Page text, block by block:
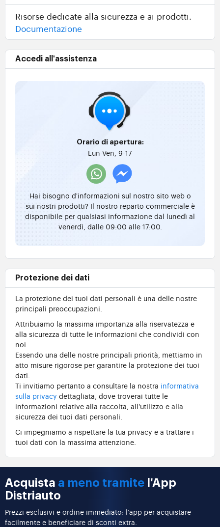
Risorse dedicate alla sicurezza e ai prodotti.
Documentazione
Accedi all'assistenza
Orario di apertura:
Lun-Ven, 9-17
Hai bisogno d'informazioni sul nostro sito web o
sui nostri prodotti? Il nostro reparto commerciale è
disponibile per qualsiasi informazione dal lunedì al
venerdì, dalle 09:00 alle 17:00.
Protezione dei dati
La protezione dei tuoi dati personali è una delle nostre
principali preoccupazioni.
Attribuiamo la massima importanza alla riservatezza e
alla sicurezza di tutte le informazioni che condividi con
noi.
Essendo una delle nostre principali priorità, mettiamo in
atto misure rigorose per garantire la protezione dei tuoi
dati.
Ti invitiamo pertanto a consultare la nostra informativa
sulla privacy dettagliata, dove troverai tutte le
informazioni relative alla raccolta, all'utilizzo e alla
sicurezza dei tuoi dati personali.
Ci impegniamo a rispettare la tua privacy e a trattare i
tuoi dati con la massima attenzione.
Acquista a meno tramite l'App
Distriauto
Prezzi esclusivi e ordine immediato: l’app per acquistare
facilmente e beneficiare di sconti extra.